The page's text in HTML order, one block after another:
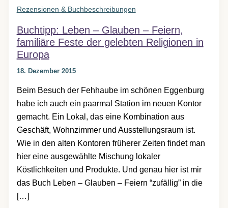
Rezensionen & Buchbeschreibungen
Buchtipp: Leben – Glauben – Feiern,
familiäre Feste der gelebten Religionen in
Europa
18. Dezember 2015
Beim Besuch der Fehhaube im schönen Eggenburg
habe ich auch ein paarmal Station im neuen Kontor
gemacht. Ein Lokal, das eine Kombination aus
Geschäft, Wohnzimmer und Ausstellungsraum ist.
Wie in den alten Kontoren früherer Zeiten findet man
hier eine ausgewählte Mischung lokaler
Köstlichkeiten und Produkte. Und genau hier ist mir
das Buch Leben – Glauben – Feiern “zufällig” in die
[…]